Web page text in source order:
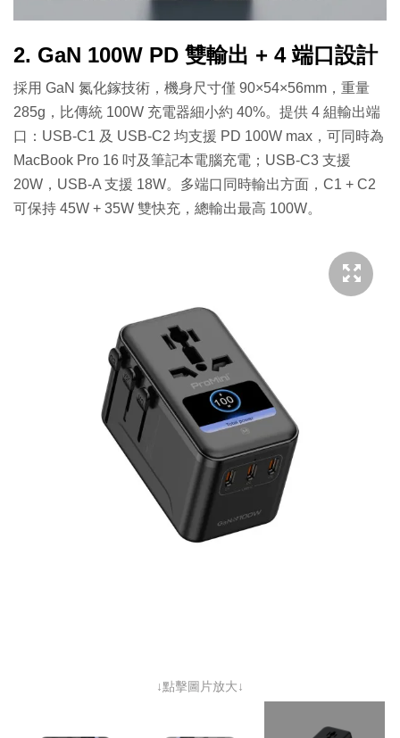
2. GaN 100W PD 雙輸出 + 4 端口設計
採用 GaN 氮化鎵技術，機身尺寸僅 90×54×56mm，重量
285g，比傳統 100W 充電器細小約 40%。提供 4 組輸出端
口：USB-C1 及 USB-C2 均支援 PD 100W max，可同時為
MacBook Pro 16 吋及筆記本電腦充電；USB-C3 支援
20W，USB-A 支援 18W。多端口同時輸出方面，C1 + C2
可保持 45W + 35W 雙快充，總輸出最高 100W。
↓點擊圖片放大↓